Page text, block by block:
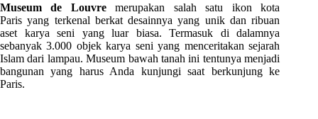
Museum de Louvremerupakan salah satu ikon kota
Paris yang terkenal berkat desainnya yang unik dan ribuan
aset karya seni yang luar biasa. Termasuk di dalamnya
sebanyak 3.000 objek karya seni yang menceritakan sejarah
Islam dari lampau. Museum bawah tanah ini tentunya menjadi
bangunan yang harus Anda kunjungi saat berkunjung ke
Paris.